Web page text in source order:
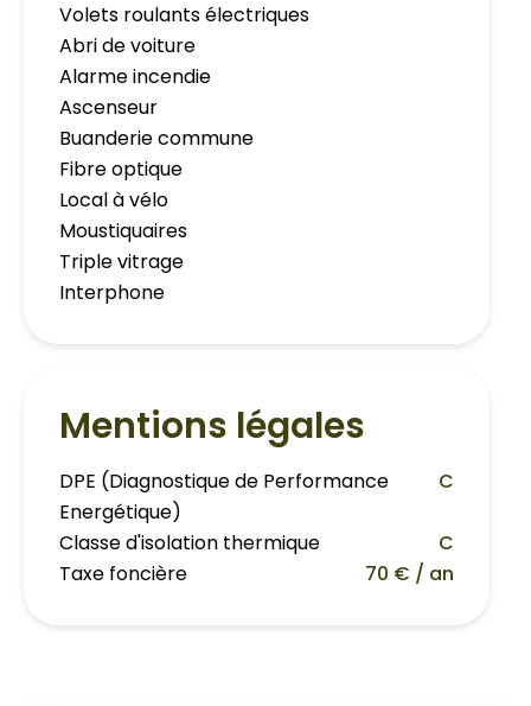
Volets roulants électriques
Abri de voiture
Alarme incendie
Ascenseur
Buanderie commune
Fibre optique
Local à vélo
Moustiquaires
Triple vitrage
Interphone
Mentions légales
DPE (Diagnostique de Performance
Energétique)
C
Classe d'isolation thermique
C
Taxe foncière
70 € / an